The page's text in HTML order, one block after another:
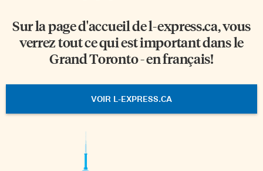
Sur la page d'accueil del-express.ca, vous
verrez tout ce qui est important dans le
Grand Toronto - en français!
VOIR L-EXPRESS.CA